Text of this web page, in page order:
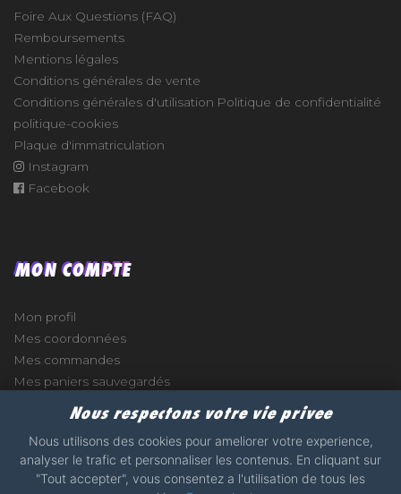
Foire Aux Questions (FAQ)
Remboursements
Mentions légales
Conditions générales de vente
Conditions générales d'utilisation Politique de confidentialité
politique-cookies
Plaque d'immatriculation
Instagram
Facebook
MON COMPTE
Mon profil
Mes coordonnées
Mes commandes
Mes paniers sauvegardés
Nous respectons votre vie privee
Nous utilisons des cookies pour ameliorer votre experience,
analyser le trafic et personnaliser les contenus. En cliquant sur
"Tout accepter", vous consentez a l'utilisation de tous les